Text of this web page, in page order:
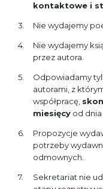
kontaktowe i
Nie wydajemy
Nie wydajemy
przez autora.
Odpowiadamy
autorami, z
współpracę,
miesięcy od
Propozycje
potrzeby
odmownych.
Sekretariat nie